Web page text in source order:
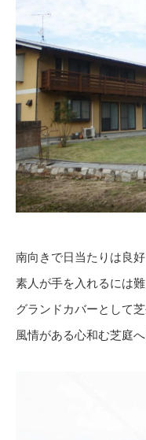
南向きで日当たりは良
素人が手を入れるには
グランドカバーとして
風情がある心和む芝庭